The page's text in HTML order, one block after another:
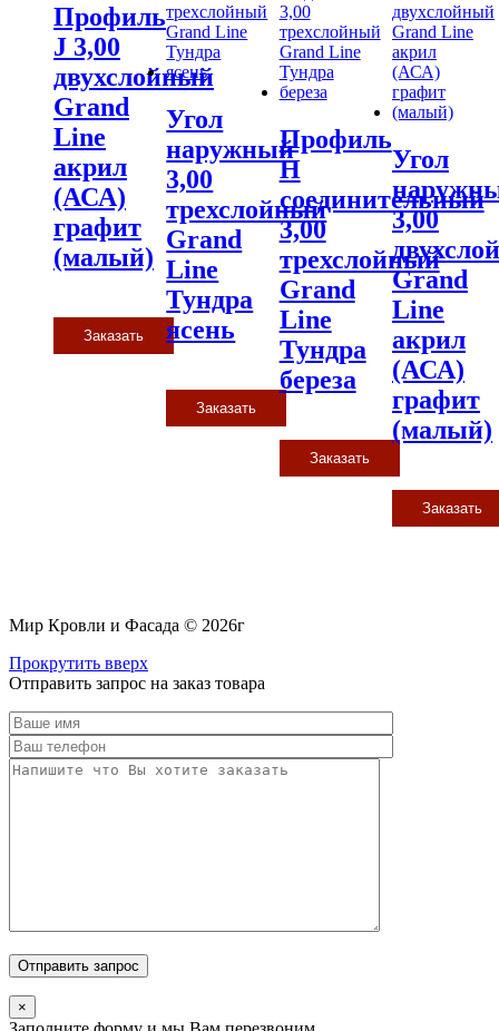
Профиль
J 3,00
двухслойный
Grand
Line
акрил
(АСА)
графит
(малый)
Заказать
Угол
наружный
3,00
трехслойный
Grand
Line
Тундра
ясень
Заказать
Профиль
H
соединительный
3,00
трехслойный
Grand
Line
Тундра
береза
Заказать
Угол
3,00
Grand
Line
акрил
(АСА)
графит
(малый)
Заказать
Мир Кровли и Фасада © 2026г
Прокрутить вверх
Отправить запрос на заказ товара
×